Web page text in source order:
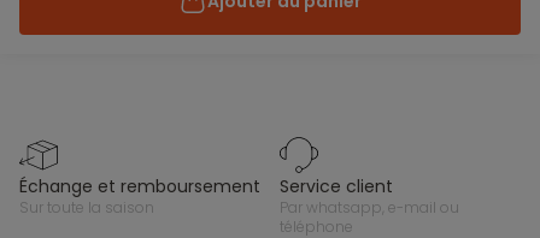
échange et remboursement
sur toute la saison
service client
par whatsapp, e-mail ou
téléphone